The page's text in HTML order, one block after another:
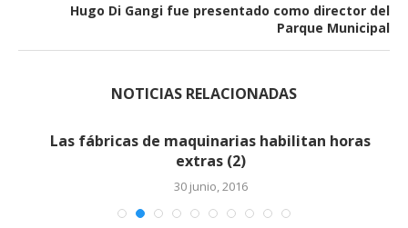
Hugo Di Gangi fue presentado como director del
Parque Municipal
NOTICIAS RELACIONADAS
Las fábricas de maquinarias habilitan horas
extras (2)
30 junio, 2016